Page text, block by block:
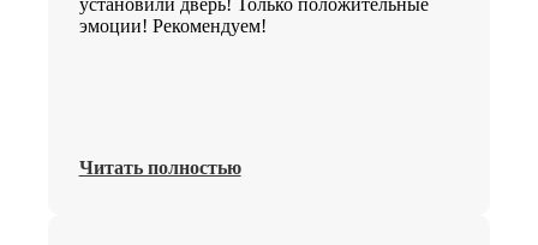
установили дверь! Только положительные
эмоции! Рекомендуем!
Читать полностью